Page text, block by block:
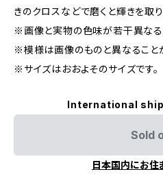
きのクロスなどで磨くと輝きを取り
※画像と実物の色味が若干異なる
※模様は画像のものと異なること
※サイズはおおよそのサイズです。
International
Sold
日本国内にお住